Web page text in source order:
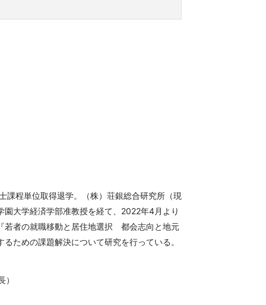
課程単位取得退学。（株）荘銀総合研究所（現
園大学経済学部准教授を経て、2022年4月より
若者の就職移動と居住地選択 都会志向と地元
ための課題解決について研究を行っている。